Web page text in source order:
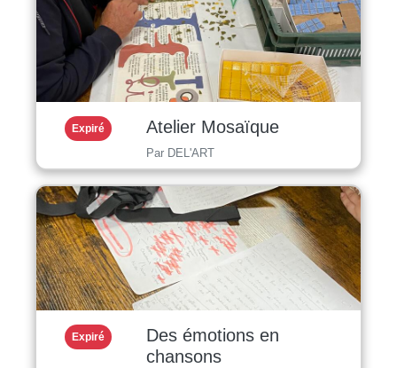
Expiré Atelier Mosaïque
Par DEL'ART
Expiré
Des émotions en
chansons